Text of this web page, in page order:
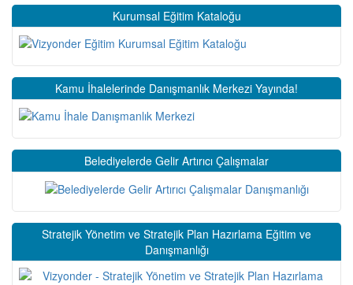
Kurumsal Eğitim Kataloğu
Kamu İhalelerinde Danışmanlık Merkezi Yayında!
Belediyelerde Gelir Artırıcı Çalışmalar
Stratejik Yönetim ve Stratejik Plan Hazırlama Eğitim ve
Danışmanlığı